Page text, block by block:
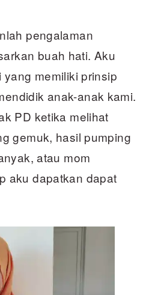
pengalaman
buah hati. Aku
memiliki prinsip
anak-anak kami.
PD ketika melihat
gemuk, hasil pumping
atau mom
aku dapatkan dapat